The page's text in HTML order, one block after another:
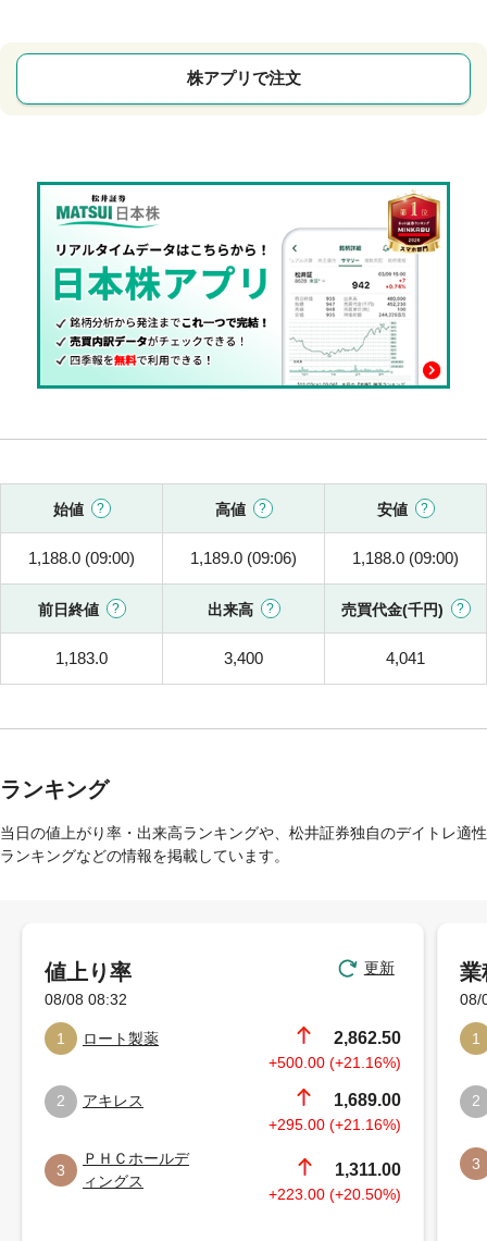
株アプリで注文
始値 高値 安値
1,188.0 (09:00) 1,189.0 (09:06) 1,188.0 (09:00)
前日終値 出来高 売買代金(千円)
1,183.0 3,400 4,041
ランキング
当日の値上がり率・出来高ランキングや、松井証券独自のデイトレ適性
ランキングなどの情報を掲載しています。